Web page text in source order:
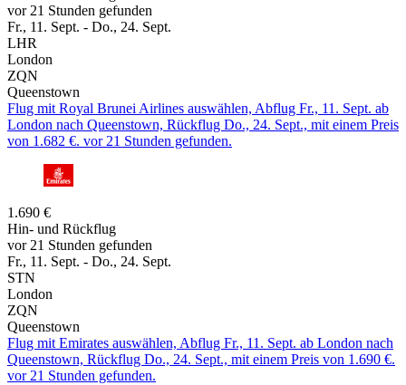
vor 21 Stunden gefunden
Fr., 11. Sept. - Do., 24. Sept.
LHR
London
ZQN
Queenstown
Flug mit Royal Brunei Airlines auswählen, Abflug Fr., 11. Sept. ab
London nach Queenstown, Rückflug Do., 24. Sept., mit einem Preis
von 1.682 €. vor 21 Stunden gefunden.
1.690 €
Hin- und Rückflug
vor 21 Stunden gefunden
Fr., 11. Sept. - Do., 24. Sept.
STN
London
ZQN
Queenstown
Flug mit Emirates auswählen, Abflug Fr., 11. Sept. ab London nach
Queenstown, Rückflug Do., 24. Sept., mit einem Preis von 1.690 €.
vor 21 Stunden gefunden.